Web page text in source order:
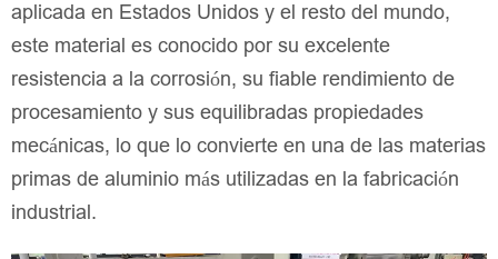
aplicada en Estados Unidos y el resto del mundo,
este material es conocido por su excelente
resistencia a la corrosión, su fiable rendimiento de
procesamiento y sus equilibradas propiedades
mecánicas, lo que lo convierte en una de las materias
primas de aluminio más utilizadas en la fabricación
industrial.